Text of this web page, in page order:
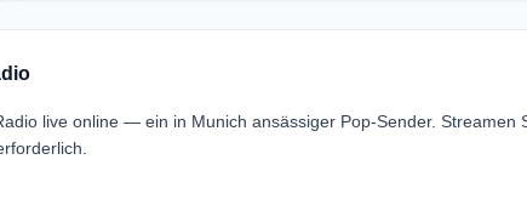
live online — ein in Munich ansässiger Pop-Sender. Streamen